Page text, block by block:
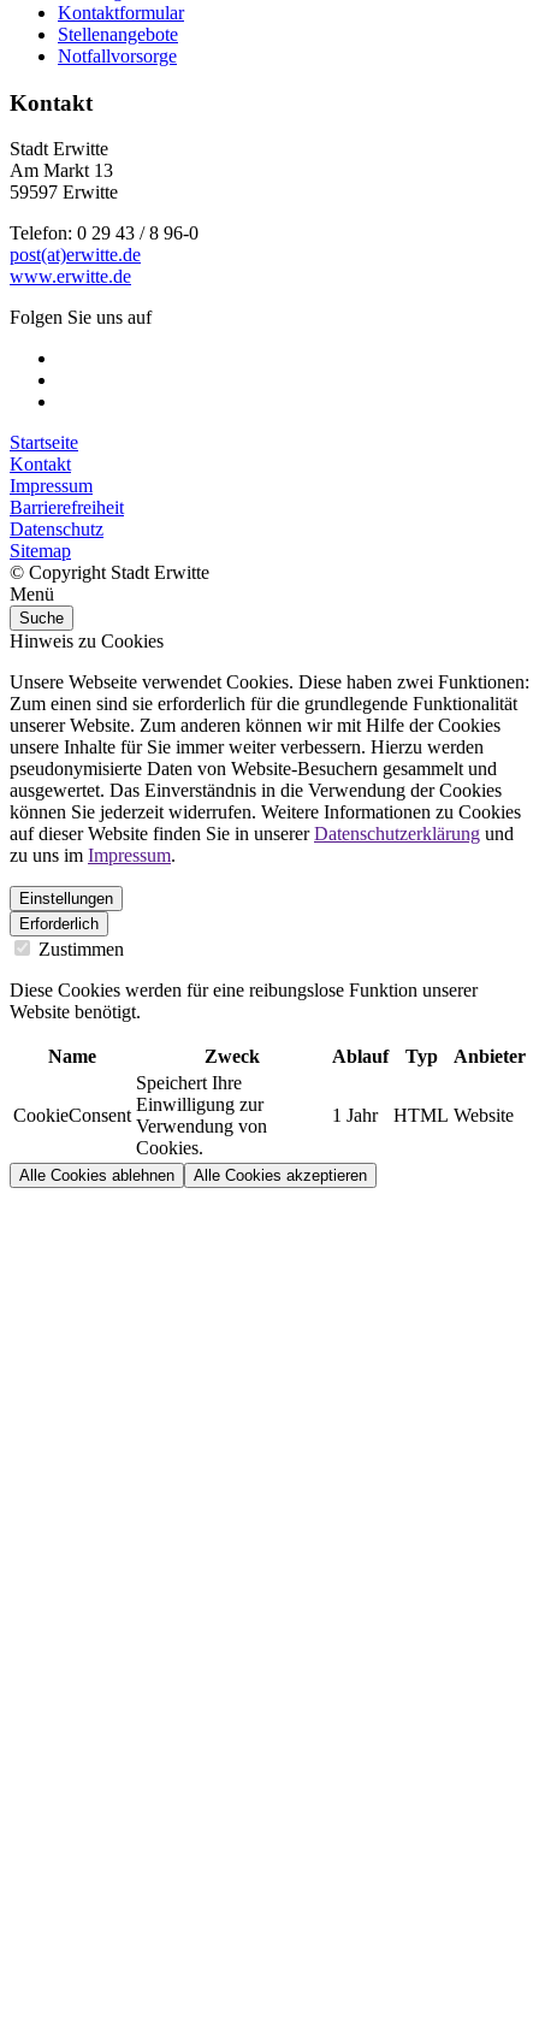
Kontaktformular
Stellenangebote
Notfallvorsorge
Kontakt
Stadt Erwitte
Am Markt 13
59597 Erwitte
Telefon: 0 29 43 / 8 96-0
post(at)erwitte.de
www.erwitte.de
Folgen Sie uns auf
Startseite
Kontakt
Impressum
Barrierefreiheit
Datenschutz
Sitemap
© Copyright Stadt Erwitte
Menü
Suche
Hinweis zu Cookies
Unsere Webseite verwendet Cookies. Diese haben zwei Funktionen:
Zum einen sind sie erforderlich für die grundlegende Funktionalität
unserer Website. Zum anderen können wir mit Hilfe der Cookies
unsere Inhalte für Sie immer weiter verbessern. Hierzu werden
pseudonymisierte Daten von Website-Besuchern gesammelt und
ausgewertet. Das Einverständnis in die Verwendung der Cookies
können Sie jederzeit widerrufen. Weitere Informationen zu Cookies
auf dieser Website finden Sie in unsererDatenschutzerklärung und
zu uns im Impressum.
Einstellungen
Erforderlich
Zustimmen
Diese Cookies werden für eine reibungslose Funktion unserer
Website benötigt.
Name Zweck Ablauf Typ Anbieter
CookieConsent
Speichert Ihre
Einwilligung zur
Verwendung von
Cookies.
1 Jahr HTML Website
Alle Cookies ablehnen Alle Cookies akzeptieren